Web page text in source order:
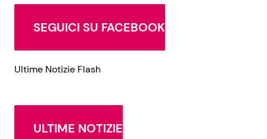
SEGUICI SU FACEBOOK
Ultime Notizie Flash
ULTIME NOTIZIE